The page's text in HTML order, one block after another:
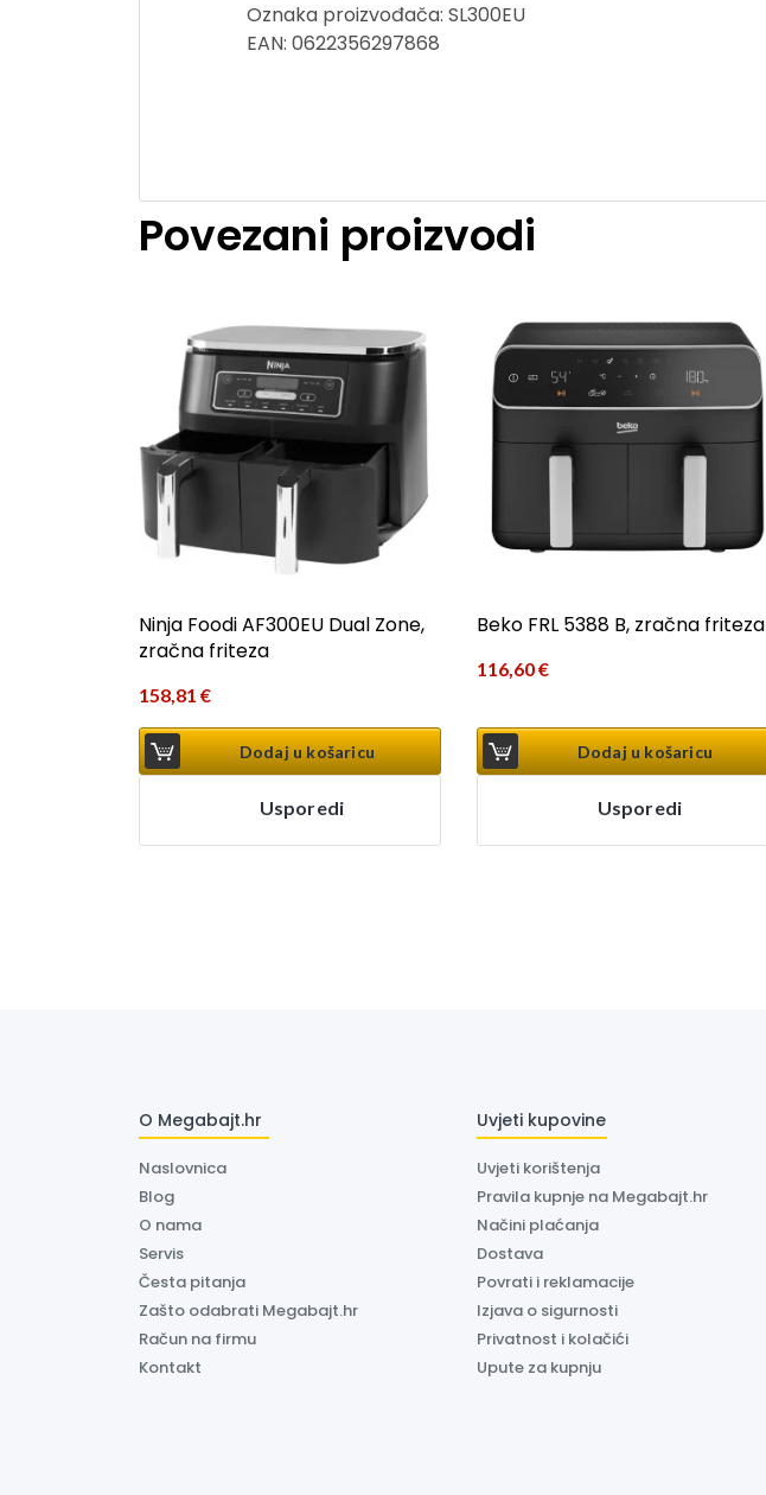
Oznaka proizvođača: SL300EU
EAN: 0622356297868
Povezani proizvodi
Ninja Foodi AF300EU Dual Zone,
zračna friteza
158,81 €
Dodaj u košaricu
Usporedi
Beko FRL 5388 B, zračna friteza
116,60€
Dodaj u košaricu
Usporedi
O Megabajt.hr
Naslovnica
Blog
O nama
Servis
Česta pitanja
Zašto odabrati Megabajt.hr
Račun na firmu
Kontakt
Uvjeti kupovine
Uvjeti korištenja
Pravila kupnje na Megabajt.hr
Načini plaćanja
Dostava
Povrati i reklamacije
Izjava o sigurnosti
Privatnost i kolačići
Upute za kupnju